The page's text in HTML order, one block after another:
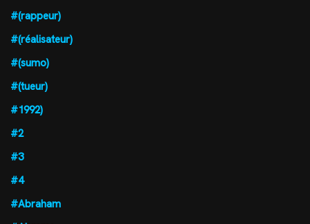
#(rappeur)
#(réalisateur)
#(sumo)
#(tueur)
#1992)
#2
#3
#4
#Abraham